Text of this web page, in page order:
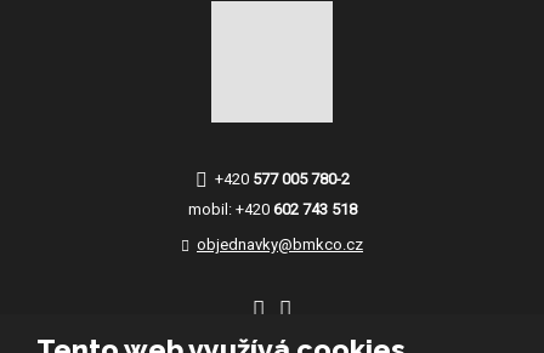
+420 577 005 780-2
mobil: +420 602 743 518
objednavky@bmkco.cz